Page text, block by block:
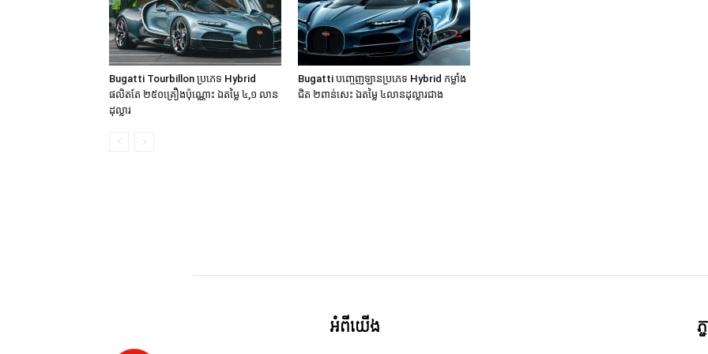
Bugatti Tourbillon ប្រភេទ Hybrid
ផលិតតែ ២៥០គ្រឿងប៉ុណ្ណោះ ឯតម្លៃ ៤,១ លាន
ដុល្លារ
Bugatti បញ្ចេញឡានប្រភេទ Hybrid កម្លាំង
ជិត ២ពាន់សេះ ឯតម្លៃ ៤លានដុល្លារជាង
អំពី​យើង